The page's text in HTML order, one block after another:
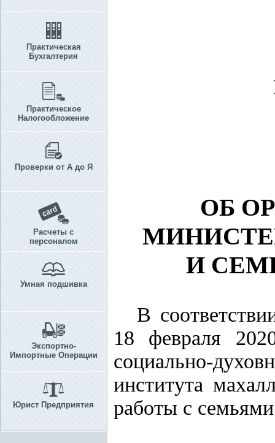
Практическая
Бухгалтерия
Практическое
Налогообложение
Проверки от А до Я
Расчеты с
персоналом
Умная подшивка
Экспортно-
Импортные Операции
Юрист Предприятия
ОБ
И
В
18 февраля
социально-
института
работы с